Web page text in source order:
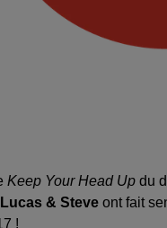
Keep Your Head Up du
Lucas & Steve ont fait
!